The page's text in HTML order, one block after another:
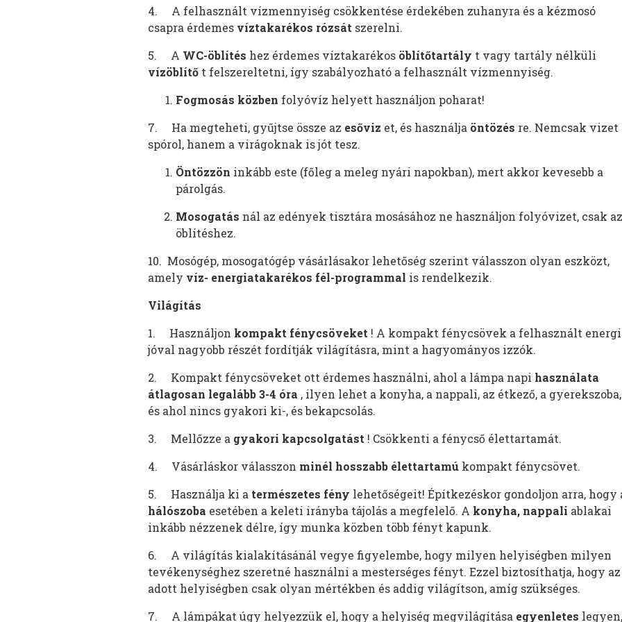
4. A felhasznált vízmennyiség csökkentése érdekében zuhanyra és a kézmosó
csapra érdemes víztakarékos rózsát szerelni.
5. A WC-öblítés hez érdemes víztakarékos öblítőtartály t vagy tartály nélküli
vízöblítő t felszereltetni, így szabályozható a felhasznált vízmennyiség.
Fogmosás közben folyóvíz helyett használjon poharat!
7. Ha megteheti, gyűjtse össze az esőviz et, és használja öntözés re. Nemcsak vizet
spórol, hanem a virágoknak is jót tesz.
Öntözzön inkább este (főleg a meleg nyári napokban), mert akkor kevesebb a
párolgás.
Mosogatás nál az edények tisztára mosásához ne használjon folyóvizet, csak az
öblítéshez.
10. Mosógép, mosogatógép vásárlásakor lehetőség szerint válasszon olyan eszközt,
amely víz- energiatakarékos fél-programmal is rendelkezik.
Világítás
1. Használjon kompakt fénycsöveket ! A kompakt fénycsövek a felhasznált
jóval nagyobb részét fordítják világításra, mint a hagyományos izzók.
2. Kompakt fénycsöveket ott érdemes használni, ahol a lámpa napi használata
átlagosan legalább 3-4 óra , ilyen lehet a konyha, a nappali, az étkező, a gyerekszoba,
és ahol nincs gyakori ki-, és bekapcsolás.
3. Mellőzze a gyakori kapcsolgatást ! Csökkenti a fénycső élettartamát.
4. Vásárláskor válasszon minél hosszabb élettartamú kompakt fénycsövet.
5. Használja ki a természetes fény lehetőségeit! Építkezéskor gondoljon arra, hogy
hálószoba esetében a keleti irányba tájolás a megfelelő. A konyha, nappali ablakai
inkább nézzenek délre, így munka közben több fényt kapunk.
6. A világítás kialakításánál vegye figyelembe, hogy milyen helyiségben milyen
tevékenységhez szeretné használni a mesterséges fényt. Ezzel biztosíthatja, hogy az
adott helyiségben csak olyan mértékben és addig világítson, amíg szükséges.
7. A lámpákat úgy helyezzük el, hogy a helyiség megvilágítása egyenletes legyen,